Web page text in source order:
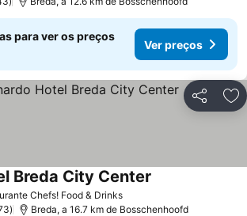
para ver os preços
Ver preços
Partilhar
Chefs! Food & DrinksVer preços
Breda City Center
Breda, a 16.7 km de Bosschenhoofd